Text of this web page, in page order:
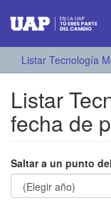
Listar Tecnología
Listar
fecha de
Saltar a un punto